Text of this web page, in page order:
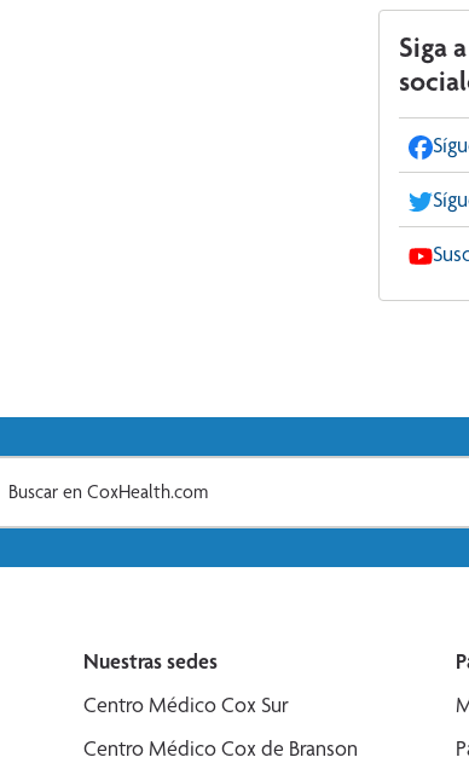
Siga
Nuestras sedes
Centro Médico Cox Sur
Centro Médico Cox de Branson